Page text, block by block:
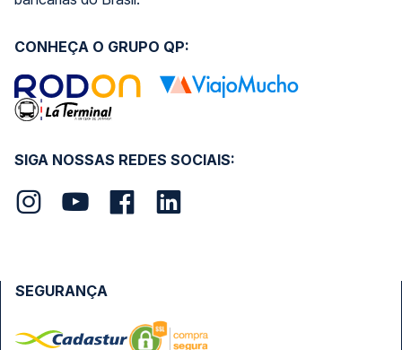
SIGA NOSSAS REDES SOCIAIS:
CONHEÇA O GRUPO QP:
SEGURANÇA